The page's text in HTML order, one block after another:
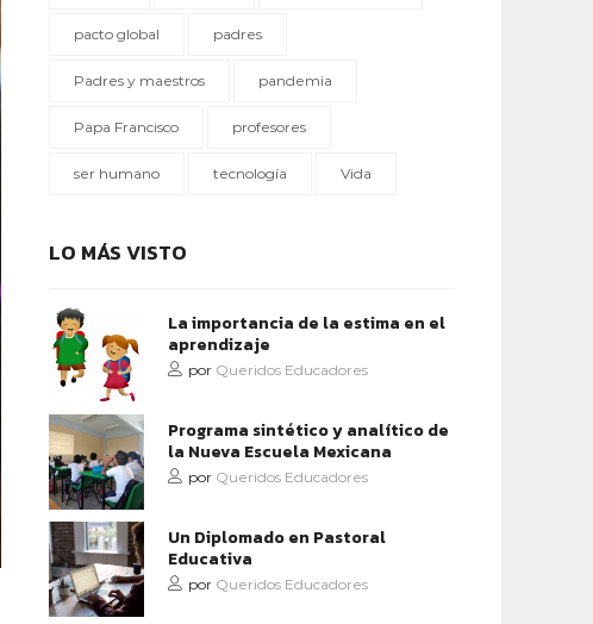
pacto global padres
Padres y maestros pandemia
Papa Francisco profesores
ser humano tecnología Vida
LO MÁS VISTO
La importancia de la estima en el
aprendizaje
por Queridos Educadores
Programa sintético y analítico de
la Nueva Escuela Mexicana
por Queridos Educadores
Un Diplomado en Pastoral
Educativa
por Queridos Educadores